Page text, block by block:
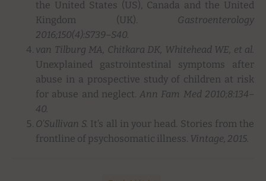
the United States (US), Canada and the United
Kingdom (UK). Gastroenterology
2016;150(4):S739–S40.
van Tilburg MA, Chitkara DK, Whitehead WE, et al.
Unexplained gastrointestinal symptoms after
abuse in a prospective study of children at risk
for abuse and neglect.Ann Fam Med 2010;8:134–
40.
O’Sullivan S. It’s all in your head. Stories from the
frontline of psychosomatic illness. Vintage, 2015.